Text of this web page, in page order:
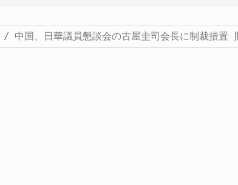
中国、日華議員懇談会の古屋圭司会長に制裁措置